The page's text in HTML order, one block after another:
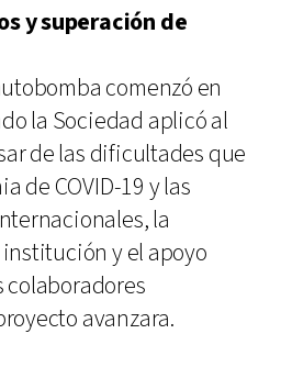
y superación de
comenzó en
la Sociedad aplicó al
de las dificultades que
de COVID-19 y las
la
y el apoyo
avanzara.